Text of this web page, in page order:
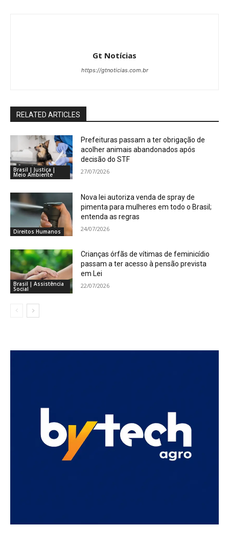
Gt Notícias
https://gtnoticias.com.br
RELATED ARTICLES
Brasil | Justiça |
Meio Ambiente
Prefeituras passam a ter obrigação de
acolher animais abandonados após
decisão do STF
27/07/2026
Direitos Humanos
Nova lei autoriza venda de spray de
pimenta para mulheres em todo o Brasil;
entenda as regras
24/07/2026
Brasil | Assistência
Social
Crianças órfãs de vítimas de feminicídio
passam a ter acesso à pensão prevista
em Lei
22/07/2026